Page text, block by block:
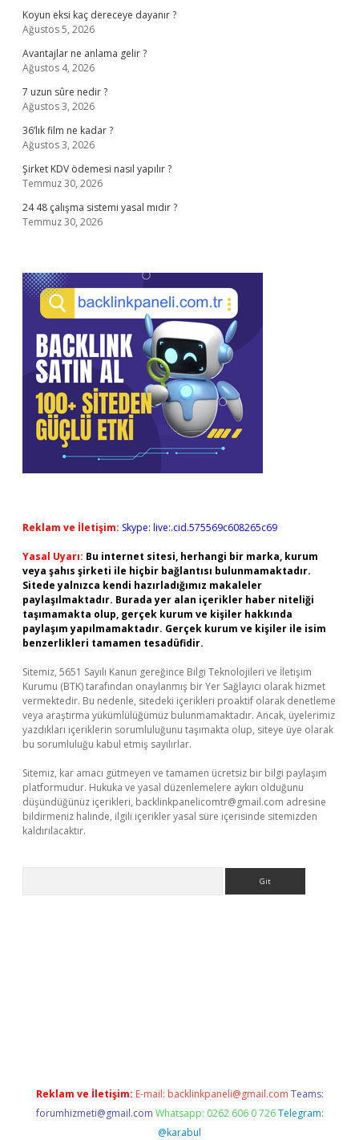
Koyun eksi kaç dereceye dayanır ?
Ağustos 5, 2026
Avantajlar ne anlama gelir ?
Ağustos 4, 2026
7 uzun sûre nedir ?
Ağustos 3, 2026
36’lık film ne kadar ?
Ağustos 3, 2026
Şirket KDV ödemesi nasıl yapılır ?
Temmuz 30, 2026
24 48 çalışma sistemi yasal mıdır ?
Temmuz 30, 2026
Reklam ve İletişim: Skype: live:.cid.575569c608265c69
Yasal Uyarı: Bu internet sitesi, herhangi bir marka, kurum
veya şahıs şirketi ile hiçbir bağlantısı bulunmamaktadır.
Sitede yalnızca kendi hazırladığımız makaleler
paylaşılmaktadır. Burada yer alan içerikler haber niteliği
taşımamakta olup, gerçek kurum ve kişiler hakkında
paylaşım yapılmamaktadır. Gerçek kurum ve kişiler ile isim
benzerlikleri tamamen tesadüfidir.
Sitemiz, 5651 Sayılı Kanun gereğince Bilgi Teknolojileri ve İletişim
Kurumu (BTK) tarafından onaylanmış bir Yer Sağlayıcı olarak hizmet
vermektedir. Bu nedenle, sitedeki içerikleri proaktif olarak denetleme
veya araştırma yükümlülüğümüz bulunmamaktadır. Ancak, üyelerimiz
yazdıkları içeriklerin sorumluluğunu taşımakta olup, siteye üye olarak
bu sorumluluğu kabul etmiş sayılırlar.
Sitemiz, kar amacı gütmeyen ve tamamen ücretsiz bir bilgi paylaşım
platformudur. Hukuka ve yasal düzenlemelere aykırı olduğunu
düşündüğünüz içerikleri, backlinkpanelicomtr@gmail.com adresine
bildirmeniz halinde, ilgili içerikler yasal süre içerisinde sitemizden
kaldırılacaktır.
Reklam ve İletişim: E-mail: backlinkpaneli@gmail.com Teams:
forumhizmeti@gmail.com Whatsapp: 0262 606 0 726 Telegram:
@karabul